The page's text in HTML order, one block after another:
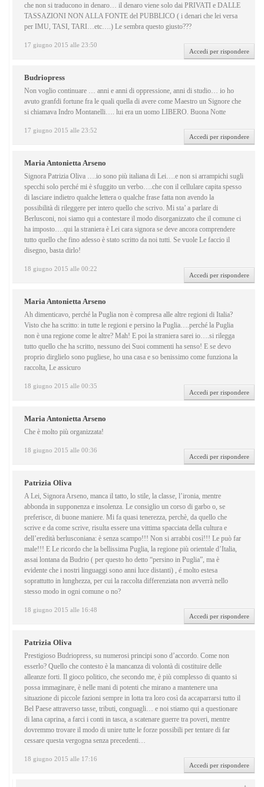
17 giugno 2015 alle 23:50
che non si traducono in denaro… il denaro viene solo dai PRIVATI e DALLE
TASSAZIONI NON ALLA FONTE del PUBBLICO ( i denari che lei versa
per IMU, TASI, TARI…etc….) Le sembra questo giusto???
Accedi per rispondere
Budriopress
17 giugno 2015 alle 23:52
Non voglio continuare … anni e anni di oppressione, anni di studio… io ho
avuto granfdi fortune fra le quali quella di avere come Maestro un Signore che
si chiamava Indro Montanelli…. lui era un uomo LIBERO. Buona Notte
Accedi per rispondere
Maria Antonietta Arseno
18 giugno 2015 alle 00:22
Signora Patrizia Oliva ….io sono più italiana di Lei….e non si arrampichi sugli
specchi solo perché mi è sfuggito un verbo….che con il cellulare capita spesso
di lasciare indietro qualche lettera o qualche frase fatta non avendo la
possibilità di rileggere per intero quello che scrivo. Mi sta’ a parlare di
Berlusconi, noi siamo qui a contestare il modo disorganizzato che il comune ci
ha imposto….qui la straniera è Lei cara signora se deve ancora comprendere
tutto quello che fino adesso è stato scritto da noi tutti. Se vuole Le faccio il
disegno, basta dirlo!
Accedi per rispondere
Maria Antonietta Arseno
18 giugno 2015 alle 00:35
Ah dimenticavo, perché la Puglia non è compresa alle altre regioni di Italia?
Visto che ha scritto: in tutte le regioni e persino la Puglia….perché la Puglia
non è una regione come le altre? Mah! E poi la straniera sarei io….si rilegga
tutto quello che ha scritto, nessuno dei Suoi commenti ha senso! E se devo
proprio dirglielo sono pugliese, ho una casa e so benissimo come funziona la
raccolta, Le assicuro
Accedi per rispondere
Maria Antonietta Arseno
18 giugno 2015 alle 00:36
Che è molto più organizzata!
Accedi per rispondere
Patrizia Oliva
18 giugno 2015 alle 16:48
A Lei, Signora Arseno, manca il tatto, lo stile, la classe, l’ironia, mentre
abbonda in supponenza e insolenza. Le consiglio un corso di garbo o, se
preferisce, di buone maniere. Mi fa quasi tenerezza, perchè, da quello che
scrive e da come scrive, risulta essere una vittima spacciata della cultura e
dell’eredità berlusconiana: è senza scampo!!! Non si arrabbi così!!! Le può far
male!!! E Le ricordo che la bellissima Puglia, la regione più orientale d’Italia,
assai lontana da Budrio ( per questo ho detto “persino in Puglia”, ma è
evidente che i nostri linguaggi sono anni luce distanti) , é molto estesa
soprattutto in lunghezza, per cui la raccolta differenziata non avverrà nello
stesso modo in ogni comune o no?
Accedi per rispondere
Patrizia Oliva
18 giugno 2015 alle 17:16
Prestigioso Budriopress, su numerosi principi sono d’accordo. Come non
esserlo? Quello che contesto è la mancanza di volontà di costituire delle
alleanze forti. Il gioco politico, che secondo me, è più complesso di quanto si
possa immaginare, è nelle mani di potenti che mirano a mantenere una
situazione di piccole fazioni sempre in lotta tra loro così da accaparrarsi tutto il
Bel Paese attraverso tasse, tributi, conguagli… e noi stiamo qui a questionare
di lana caprina, a farci i conti in tasca, a scatenare guerre tra poveri, mentre
dovremmo trovare il modo di unire tutte le forze possibili per tentare di far
cessare questa vergogna senza precedenti…
Accedi per rispondere